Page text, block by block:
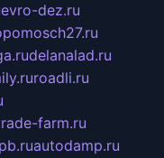
evro-dez.ru
delanalad.ru
roadli.ru
farm.ru
autodamp.ru